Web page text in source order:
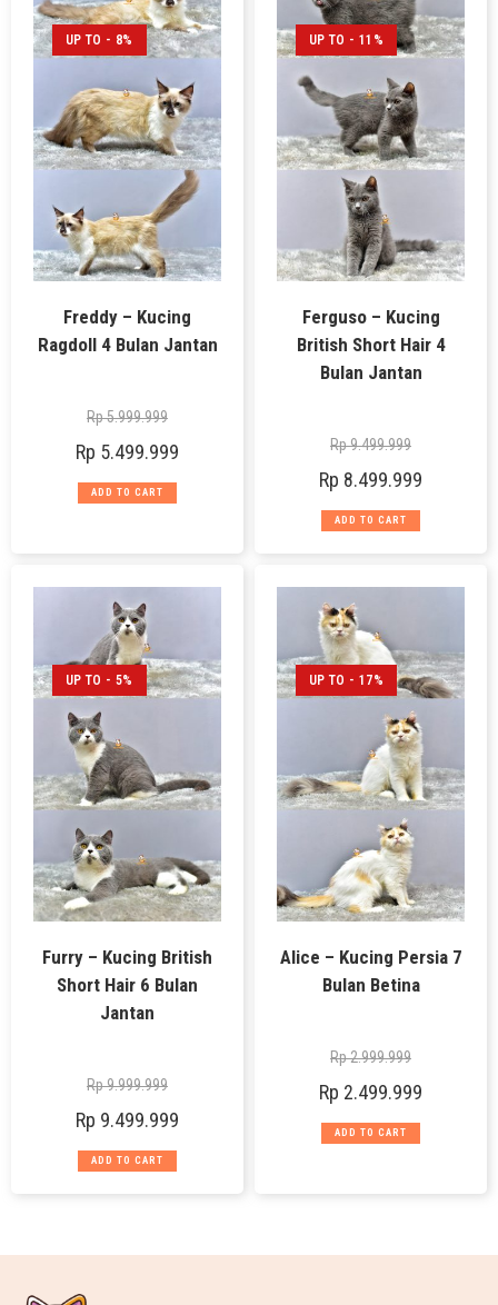
UP TO - 8%
Freddy – Kucing
Ragdoll 4 Bulan Jantan
Rp5.999.999
Rp 5.499.999
ADD TO CART
UP TO - 11%
Ferguso – Kucing
British Short Hair 4
Bulan Jantan
Rp9.499.999
Rp 8.499.999
ADD TO CART
UP TO - 5%
Furry – Kucing British
Short Hair 6 Bulan
Jantan
Rp9.999.999
Rp 9.499.999
ADD TO CART
UP TO - 17%
Alice – Kucing Persia 7
Bulan Betina
Rp2.999.999
Rp 2.499.999
ADD TO CART